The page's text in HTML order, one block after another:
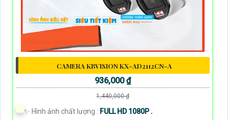
CAMERA KBVISION KX-AD2112CN-A
936,000 ₫
1,440,000 ₫
✨ Hình ảnh chất lượng : FULL HD 1080P .